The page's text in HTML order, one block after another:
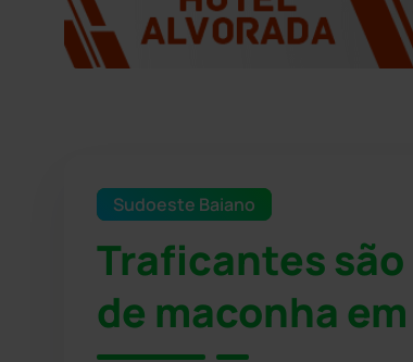
Sudoeste Baiano
Traficantes
de maconha